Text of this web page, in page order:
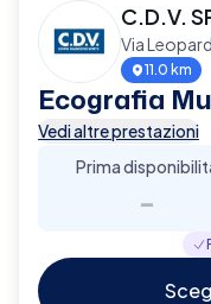
C.D.V.
Via
11.0 km
Ecografia
Vedi altre prestazioni
Prima
-